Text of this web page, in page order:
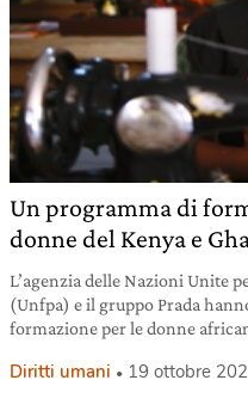
Un programma di
donne del Kenya e
L’agenzia delle Nazioni Unite
(Unfpa) e il gruppo Prada
formazione per le donne
Diritti umani 19 ottobre